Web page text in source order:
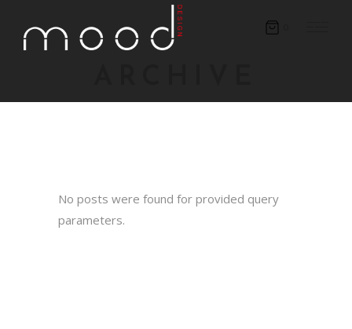
No posts were found for provided query
parameters.